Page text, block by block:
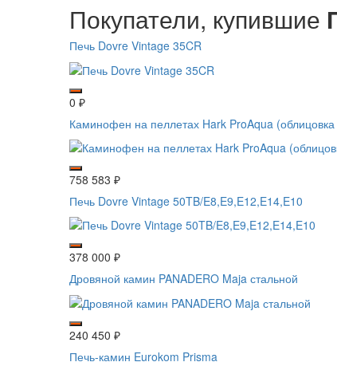
Покупатели, купившие
Печь Dovre Vintage 35CR
0 ₽
Каминофен на пеллетах Hark ProAqua
758 583 ₽
Печь Dovre Vintage 50TB/E8,E9,E12,E14,E10
378 000 ₽
Дровяной камин PANADERO Maja стальной
240 450 ₽
Печь-камин Eurokom Prisma